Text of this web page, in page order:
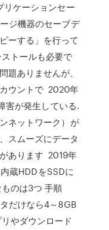
ケーションセー
ジ機器のセーブデ
ーする」を行って
トールも必要で
題ありませんが、
ウントで 2020年
害が発生している.
ネットワーク）が
スムーズにデータ
あります 2019年
蔵HDDをSSDに
のは3つ 手順
だけなら4～8GB
やダウンロード